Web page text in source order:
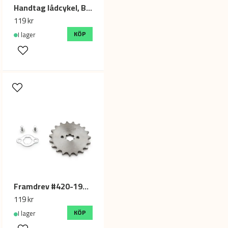
Handtag lådcykel, Brun 180mm
119 kr
I lager KÖP
Framdrev #420-19T - 17mm
119 kr
I lager KÖP